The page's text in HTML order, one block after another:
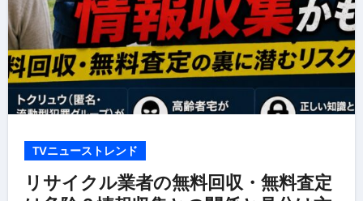
TVニューストレンド
リサイクル業者の無料回収・無料査定